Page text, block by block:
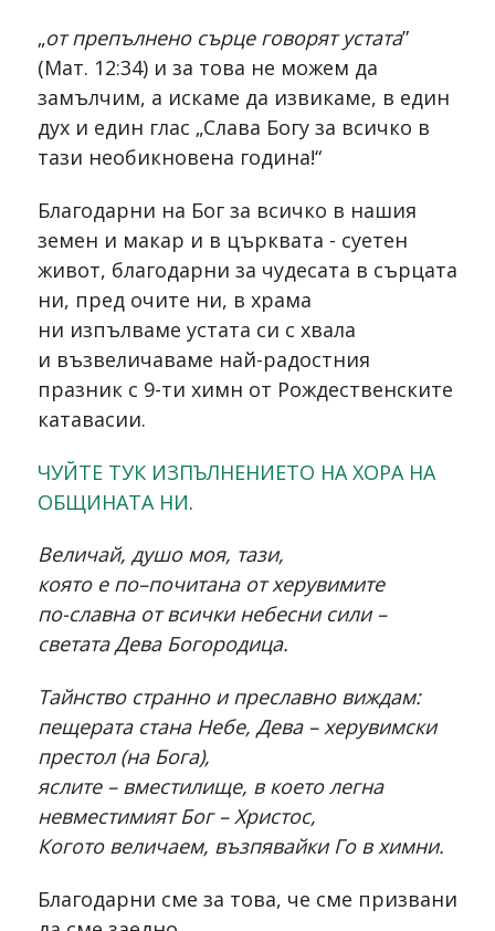
„от препълнено сърце говорят устата”
(Мат. 12:34) и за това не можем да
замълчим, а искаме да извикаме, в един
дух и един глас „Слава Богу за всичко в
тази необикновена година!“
Благодарни на Бог за всичко в нашия
земен и макар и в църквата - суетен
живот, благодарни за чудесата в сърцата
ни, пред очите ни, в храма
ни изпълваме устата си с хвала
и възвеличаваме най-радостния
празник с 9-ти химн от Рождественските
катавасии.
ЧУЙТЕ ТУК ИЗПЪЛНЕНИЕТО НА ХОРА НА
ОБЩИНАТА НИ.
Величай, душо моя, тази,
която е по–почитана от херувимите
по-славна от всички небесни сили –
светата Дева Богородица.
Tайнство странно и преславно виждам:
пещерата стана Небе, Дева – херувимски
престол (на Бога),
яслите – вместилище, в което легна
невместимият Бог – Христос,
Когото величаем, възпявайки Го в химни.
Благодарни сме за това, че сме призвани